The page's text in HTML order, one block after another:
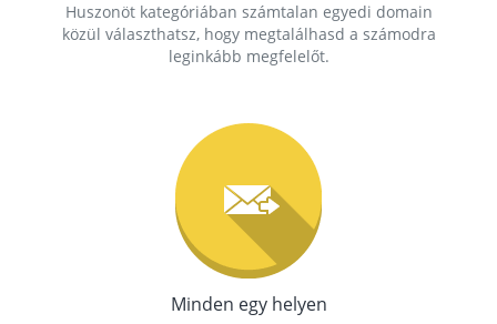
Huszonöt kategóriában számtalan egyedi domain
közül választhatsz, hogy megtalálhasd a számodra
leginkább megfelelőt.
Minden egy helyen